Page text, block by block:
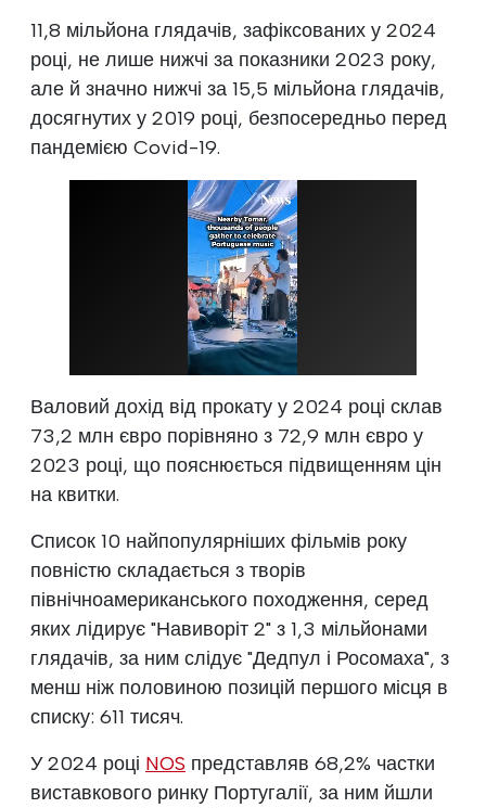
11,8 мільйона глядачів, зафіксованих у 2024
році, не лише нижчі за показники 2023 року,
але й значно нижчі за 15,5 мільйона глядачів,
досягнутих у 2019 році, безпосередньо перед
пандемією Covid-19.
Валовий дохід від прокату у 2024 році склав
73,2 млн євро порівняно з 72,9 млн євро у
2023 році, що пояснюється підвищенням цін
на квитки.
Список 10 найпопулярніших фільмів року
повністю складається з творів
північноамериканського походження, серед
яких лідирує "Навиворіт 2" з 1,3 мільйонами
глядачів, за ним слідує "Дедпул і Росомаха", з
менш ніж половиною позицій першого місця в
списку: 611 тисяч.
У 2024 році NOS представляв 68,2% частки
виставкового ринку Португалії, за ним йшли